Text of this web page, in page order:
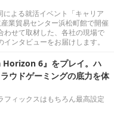
よる就活イベント「キャリア
業貿易センター浜松町館で開催
わせて取材した、各社の現場で
ンタビューをお届けします。
6』をプレイ。ハ
ウドゲーミングの底力を体
ィックスはもちろん最高設定